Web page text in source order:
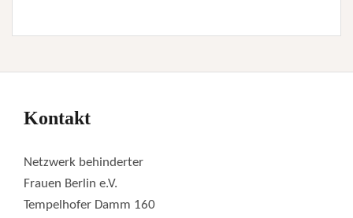
Kontakt
Netzwerk behinderter
Frauen Berlin e.V.
Tempelhofer Damm 160